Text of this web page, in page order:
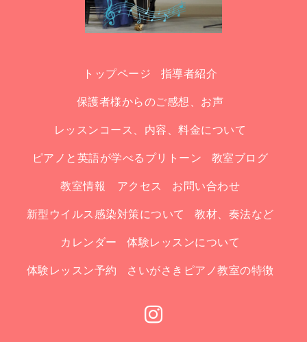
トップページ 指導者紹介
保護者様からのご感想、お声
レッスンコース、内容、料金について
ピアノと英語が学べるプリトーン 教室ブログ
教室情報 アクセス お問い合わせ
新型ウイルス感染対策について 教材、奏法など
カレンダー 体験レッスンについて
体験レッスン予約 さいがさきピアノ教室の特徴